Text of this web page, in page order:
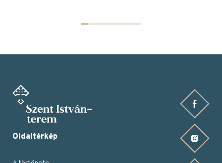
Facebook oldalunk
Instagram oldalunk
Oldaltérkép